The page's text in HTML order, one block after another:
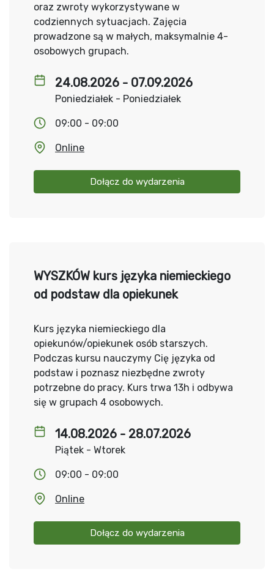
24.08.2026 - 07.09.2026
Poniedziałek - Poniedziałek
09:00 - 09:00
Online
Dołącz do wydarzenia
oraz zwroty wykorzystywane w
codziennych sytuacjach. Zajęcia
prowadzone są w małych, maksymalnie 4-
osobowych grupach.
14.08.2026 - 28.07.2026
Piątek - Wtorek
09:00 - 09:00
Online
Dołącz do wydarzenia
WYSZKÓW kurs języka niemieckiego
od podstaw dla opiekunek
Kurs języka niemieckiego dla
opiekunów/opiekunek osób starszych.
Podczas kursu nauczymy Cię języka od
podstaw i poznasz niezbędne zwroty
potrzebne do pracy. Kurs trwa 13h i odbywa
się w grupach 4 osobowych.